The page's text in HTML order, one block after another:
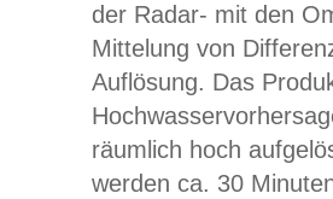
der Radar- mit den
Mittelung von
Auflösung. Das
räumlich hoch
werden ca. 30